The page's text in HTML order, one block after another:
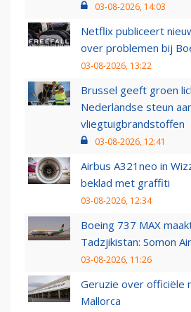
03-08-2026, 14:03
Netflix publiceert
over problemen bij
03-08-2026, 13:22
Brussel geeft groen
Nederlandse steun
vliegtuigbrandstoffen
03-08-2026, 12:41
Airbus A321neo in
beklad met graffiti
03-08-2026, 12:34
Boeing 737 MAX
Tadzjikistan: Somon
03-08-2026, 11:26
Geruzie over officiële
Mallorca